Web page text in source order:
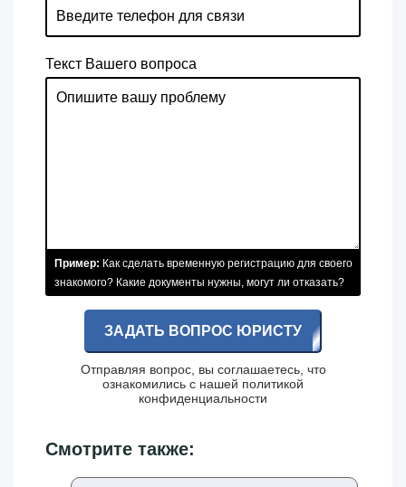
Текст Вашего вопроса
Пример: Как сделать временную регистрацию для своего
знакомого? Какие документы нужны, могут ли отказать?
ЗАДАТЬ ВОПРОС ЮРИСТУ
Отправляя вопрос, вы соглашаетесь, что
ознакомились с нашей политикой
конфиденциальности
Смотрите также: